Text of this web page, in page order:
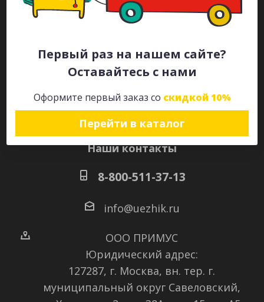
Первый раз на нашем сайте?
Оставайтесь с нами
Оформите первый заказ со скидкой 10%
Перейти в каталог
Будьте всегда в курсе!
Наши контакты
8-800-511-37-13
info@uezhik.ru
ООО ПРИМУС
Юридический адрес:
127287, г. Москва, вн. тер. г.
муниципальный округ Савеловский,